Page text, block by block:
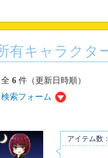
有キャラクタ
全 6 件（更新日時順）
検索フォーム
アイテム数